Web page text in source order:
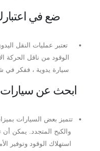
ضع في
تعتبر عمليات النقل
الوقود من ناقل الحركة
سيارة يدوية ، ففكر في
ابحث عن سيارات
تتميز بعض السيارات
والكبح المتجدد. يمكن
استهلاك الوقود وتوفير